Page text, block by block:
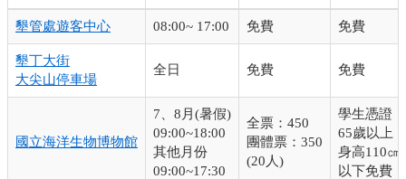
墾管處遊客中心 08:00~ 17:00 免費 免費
墾丁大街
大尖山停車場
全日 免費 免費
國立海洋生物博物館
7、8月(暑假)
09:00~18:00
其他月份
09:00~17:30
全票：450
團體票：350
(20人)
學生憑證
65歲以上
身高110㎝
以下免費